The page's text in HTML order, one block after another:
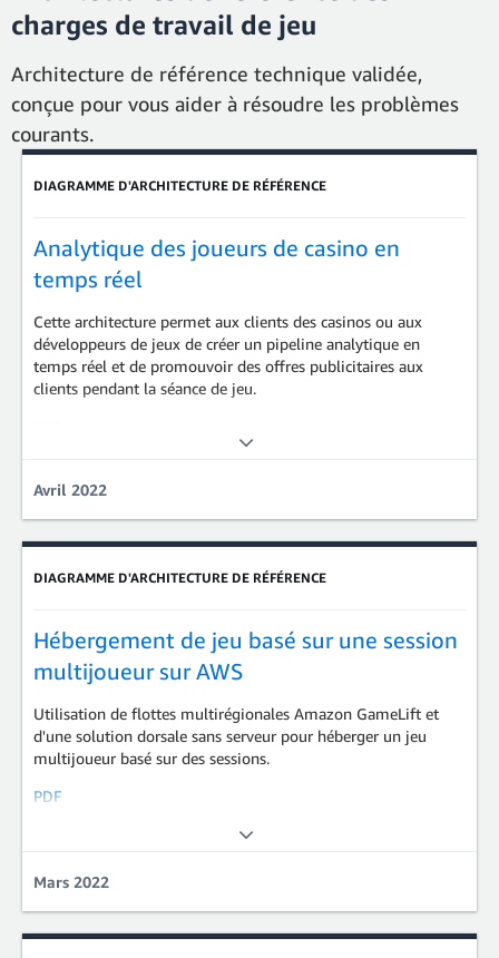
charges de travail de jeu
Architecture de référence technique validée,
conçue pour vous aider à résoudre les problèmes
courants.
Showing results: 1-3
Total results: 15
DIAGRAMME D'ARCHITECTURE DE RÉFÉRENCE
Analytique des joueurs de casino en
temps réel
Cette architecture permet aux clients des casinos ou aux
développeurs de jeux de créer un pipeline analytique en
temps réel et de promouvoir des offres publicitaires aux
clients pendant la séance de jeu.
Avril 2022
DIAGRAMME D'ARCHITECTURE DE RÉFÉRENCE
Hébergement de jeu basé sur une session
multijoueur sur AWS
Utilisation de flottes multirégionales Amazon GameLift et
d'une solution dorsale sans serveur pour héberger un jeu
multijoueur basé sur des sessions.
PDF
Mars 2022